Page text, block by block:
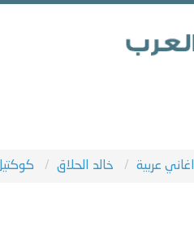
اغاني عربية خالد الحلاق